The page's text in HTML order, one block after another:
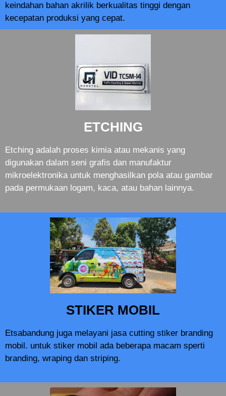
keindahan bahan akrilik berkualitas tinggi dengan
kecepatan produksi yang cepat.
ETCHING
Etching adalah proses kimia atau mekanis yang
digunakan dalam seni grafis dan manufaktur
mikroelektronika untuk menghasilkan pola atau gambar
pada permukaan logam, kaca, atau bahan lainnya.
STIKER MOBIL
Etsabandung juga melayani jasa cutting stiker branding
mobil. untuk stiker mobil ada beberapa macam sperti
branding, wraping dan striping.